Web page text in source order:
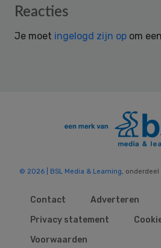
Reader
Reacties
Je moet ingelogd zijn op om
© 2026 | BSL Media & Learning, onderdeel
Contact
Adverteren
Privacy statement
Voorwaarden